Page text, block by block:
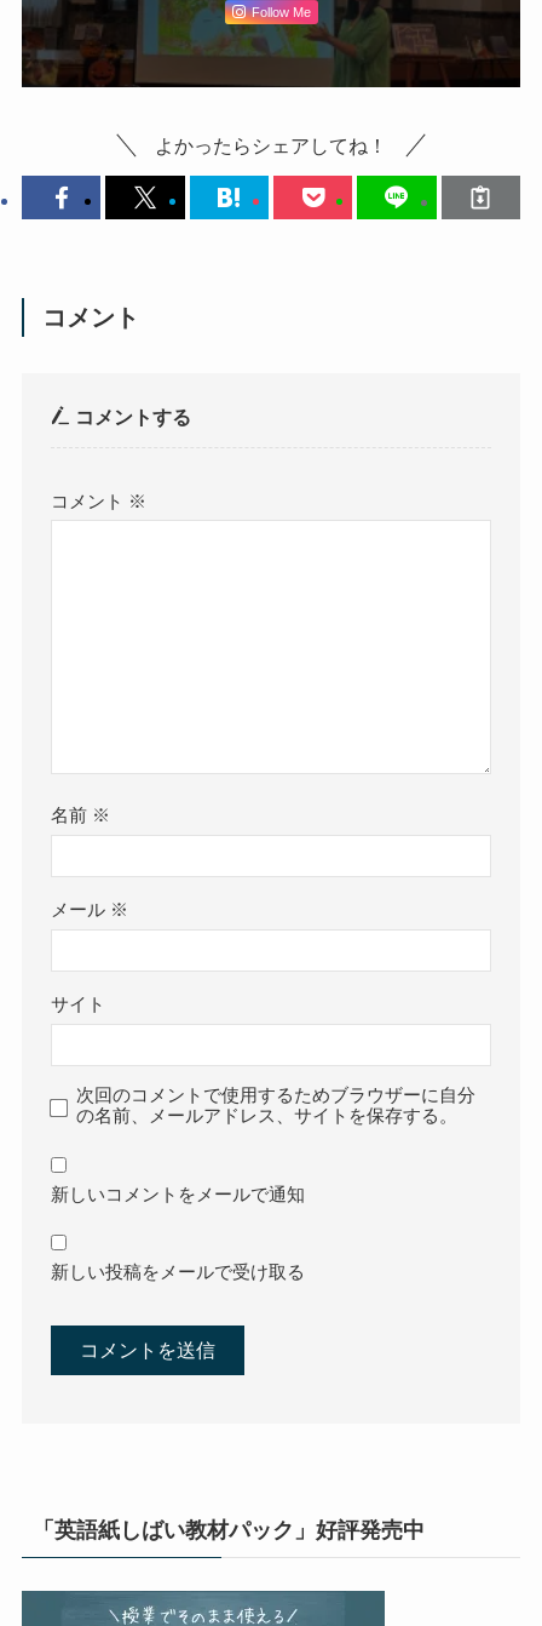
Follow Me
よかったらシェアしてね！
コメント
コメントする
コメント ※
名前 ※
メール ※
サイト
次回のコメントで使用するためブラウザーに自分
の名前、メールアドレス、サイトを保存する。
新しいコメントをメールで通知
新しい投稿をメールで受け取る
「英語紙しばい教材パック」好評発売中